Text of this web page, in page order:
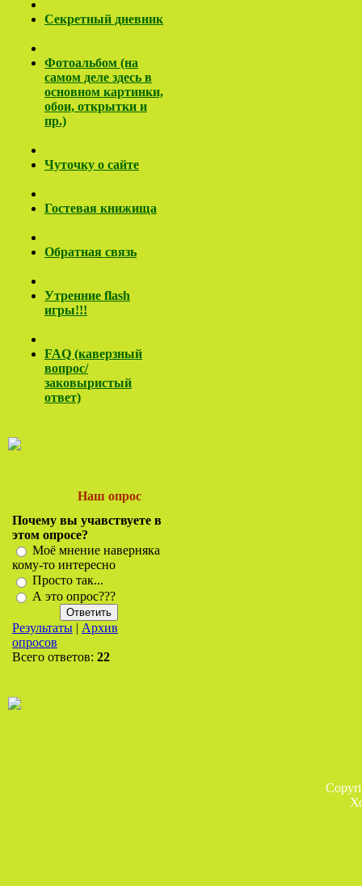
Секретный дневник
Фотоальбом (на
самом деле здесь в
основном картинки,
обои, открытки и
пр.)
Чуточку о сайте
Гостевая книжища
Обратная связь
Утренние flash
игры!!!
FAQ (каверзный
вопрос/
заковыристый
ответ)
Наш опрос
Почему вы учавствуете в
этом опросе?
Моё мнение наверняка
кому-то интересно
Просто так...
А это опрос???
Результаты | Архив
опросов
Всего ответов: 22